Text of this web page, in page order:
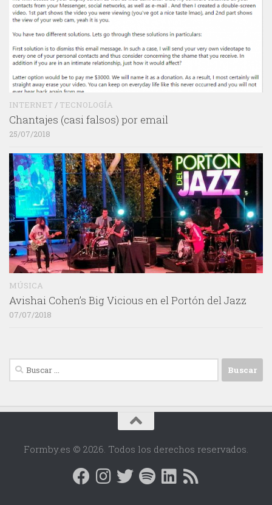
INTERNET / TECNOLOGÍA
Chantajes (casi falsos) por email
25/07/2018
MÚSICA
Avishai Cohen’s Big Vicious en el Portón del Jazz
07/07/2018
Buscar:
Formby.es © 2026. Todos los derechos reservados.